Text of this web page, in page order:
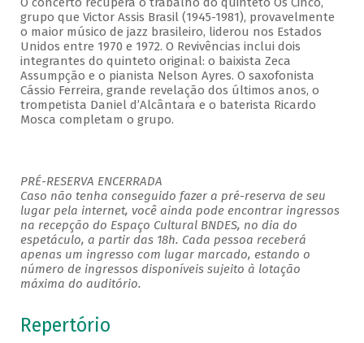
grupo que Victor Assis Brasil (1945-1981), provavelmente
o maior músico de jazz brasileiro, liderou nos Estados
Unidos entre 1970 e 1972. O Revivências inclui dois
integrantes do quinteto original: o baixista Zeca
Assumpção e o pianista Nelson Ayres. O saxofonista
Cássio Ferreira, grande revelação dos últimos anos, o
trompetista Daniel d’Alcântara e o baterista Ricardo
Mosca completam o grupo.
PRÉ-RESERVA ENCERRADA
Caso não tenha conseguido fazer a pré-reserva de seu
lugar pela internet, você ainda pode encontrar ingressos
na recepção do Espaço Cultural BNDES, no dia do
espetáculo, a partir das 18h. Cada pessoa receberá
apenas um ingresso com lugar marcado, estando o
número de ingressos disponíveis sujeito à lotação
máxima do auditório.
Repertório